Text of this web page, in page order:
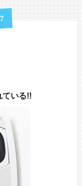
ている!!